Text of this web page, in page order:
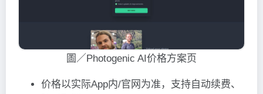
圖／Photogenic AI价格方案页
价格以实际App内/官网为准，支持自动续费、